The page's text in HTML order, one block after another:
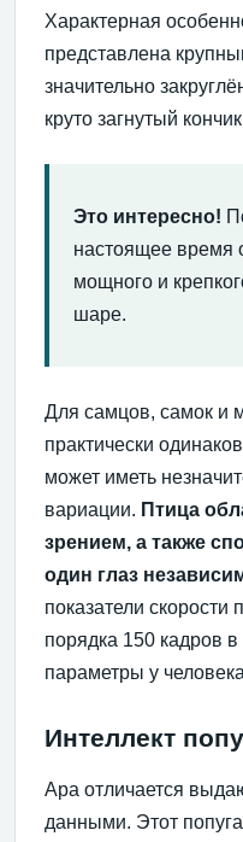
Характерная
представлена
значительно
круто загнутый
Это интересно!
настоящее время
мощного и
шаре.
Для самцов, самок и
практически
может иметь
вариации. Птица
зрением, а также
один глаз
показатели скорости
порядка 150 кадров
параметры у
Интеллект
Ара отличается
данными. Этот